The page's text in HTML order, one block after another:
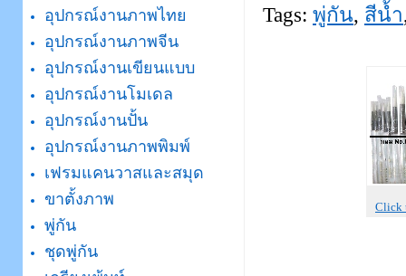
อุปกรณ์งานภาพไทย
อุปกรณ์งานภาพจีน
อุปกรณ์งานเขียนแบบ
อุปกรณ์งานโมเดล
อุปกรณ์งานปั้น
อุปกรณ์งานภาพพิมพ์
เฟรมแคนวาสและสมุด
ขาตั้งภาพ
พู่กัน
ชุดพู่กัน
Tags: พู่กัน, สีน้ำ
Click